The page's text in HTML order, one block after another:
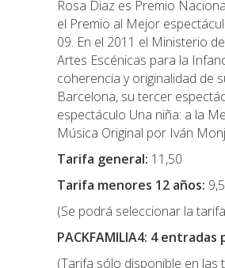
Rosa Diaz es Premio
el Premio al Mejor
09. En el 2011 el Ministerio
Artes Escénicas para la
coherencia y originalidad de
Barcelona, su tercer
espectáculo Una niña: a la
Música Original por Iván
Tarifa general: 11,50
Tarifa menores 12 años:
(Se podrá seleccionar la
PACKFAMILIA4: 4
(Tarifa sólo disponible en las